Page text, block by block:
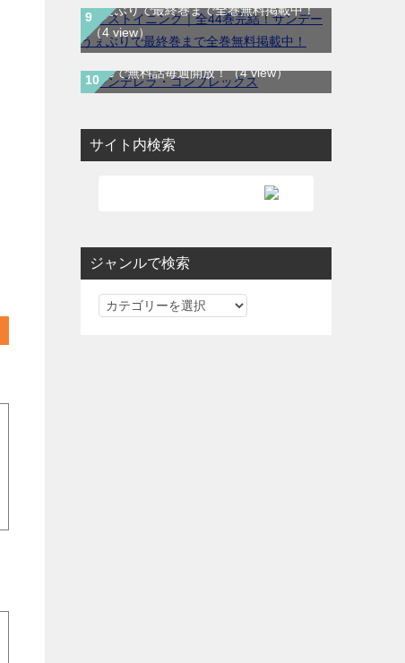
うぇぶりで最終巻まで全巻無料掲載中！
（4 view）
シンデレラ・コンプレックス｜マンガ
Meeで無料話毎週開放！（4 view）
サイト内検索
ジャンルで検索
ジ